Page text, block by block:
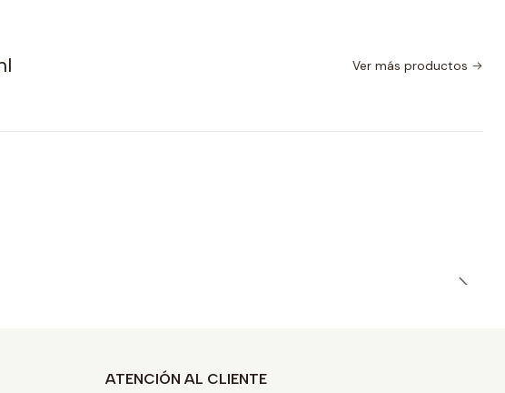
Ver más productos
ATENCIÓN AL CLIENTE